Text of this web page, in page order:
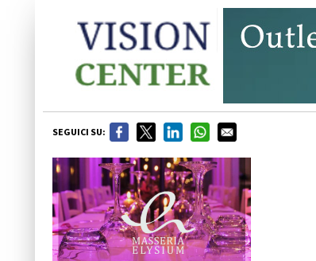
SEGUICI SU: